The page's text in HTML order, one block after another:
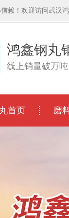
赖！欢迎访问武汉
鸿鑫钢丸
线上销量破万
首页 磨